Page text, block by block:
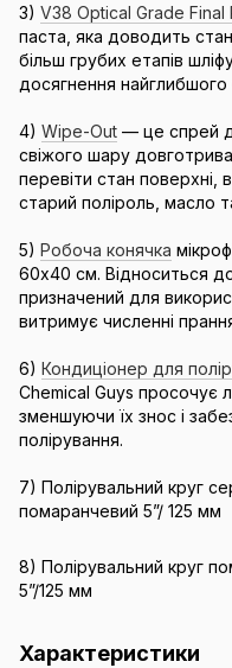
3) V38 Optical Grade Final
паста, яка доводить
більш грубих етапів
досягнення найглибшого
4) Wipe-Out — це спрей
свіжого шару
перевіти стан поверхні,
старий поліроль, масло
5) Робоча конячка
60х40 см. Відноситься
призначений для
витримує численні
6) Кондиціонер для
Chemical Guys просочує
зменшуючи їх знос і
полірування.
7) Полірувальний круг
помаранчевий 5”/ 125 мм
8) Полірувальний круг
5”/125 мм
Характеристики